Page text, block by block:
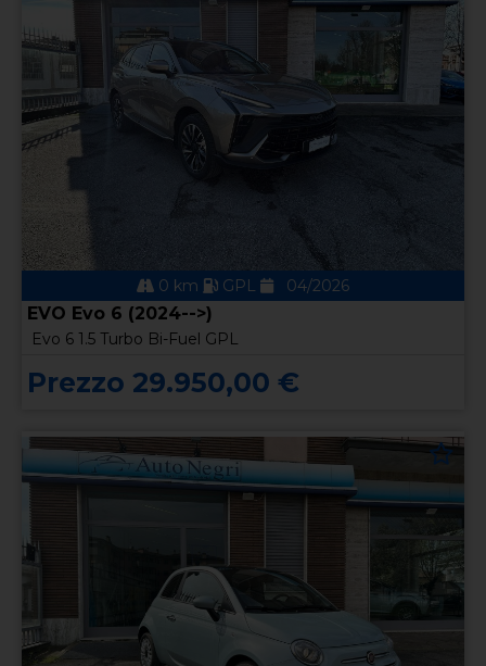
0 km GPL 04/2026
EVO Evo 6 (2024-->)
Evo 6 1.5 Turbo Bi-Fuel GPL
Prezzo 29.950,00 €